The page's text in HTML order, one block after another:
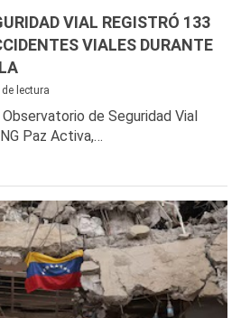
VIAL REGISTRÓ 133
VIALES DURANTE
lectura
de Seguridad Vial
Paz Activa,…